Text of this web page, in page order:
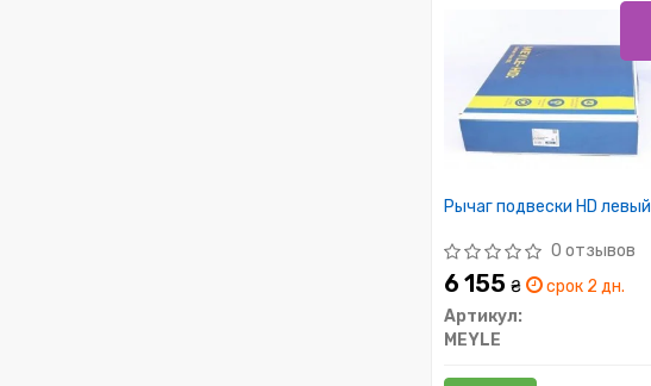
Рычаг подвески HD левый
0 отзывов
6 155 ₴
срок 2 дн.
Артикул:
MEYLE